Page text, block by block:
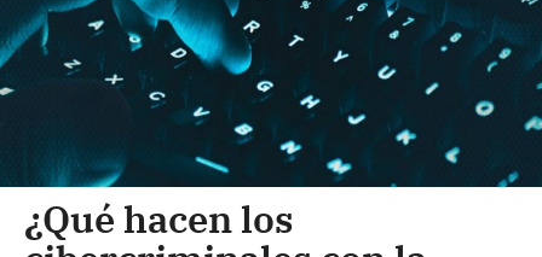
¿Qué hacen los